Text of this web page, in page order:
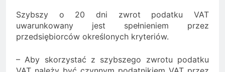
Szybszy o 20 dni zwrot podatku VAT
uwarunkowany jest spełnieniem przez
przedsiębiorców określonych kryteriów.
– Aby skorzystać z szybszego zwrotu podatku